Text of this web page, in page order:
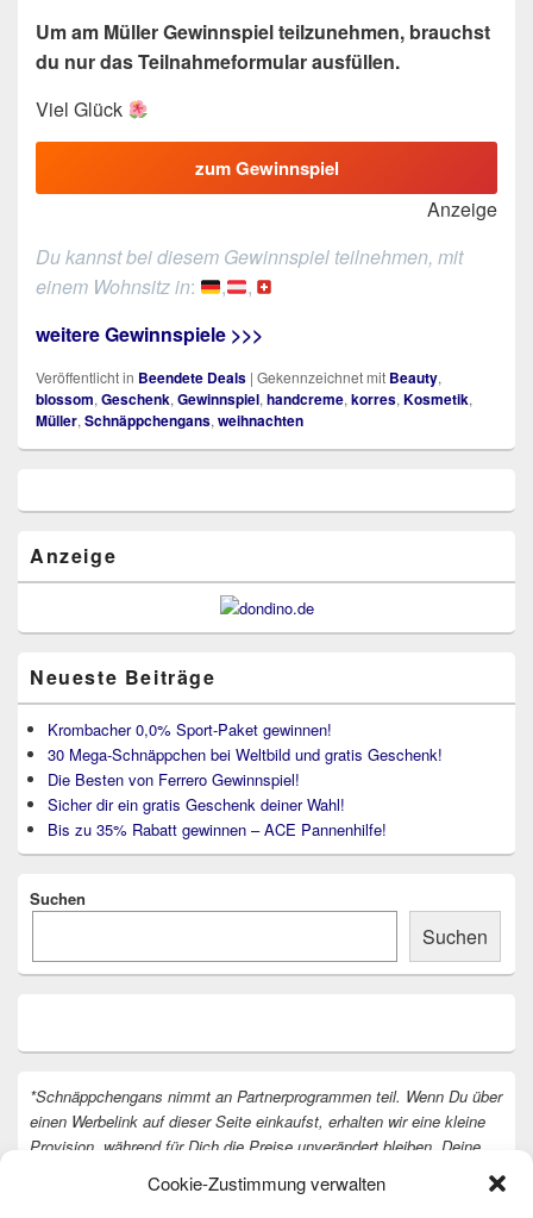
Cookie-Zustimmung verwalten
Um am Müller Gewinnspiel teilzunehmen, brauchst
du nur das Teilnahmeformular ausfüllen.
Viel Glück
zum Gewinnspiel
Anzeige
Du kannst bei diesem Gewinnspiel teilnehmen, mit
einem Wohnsitz in: ,
,
weitere Gewinnspiele >>>
Veröffentlicht in Beendete Deals | Gekennzeichnet mit Beauty,
blossom, Geschenk, Gewinnspiel, handcreme, korres, Kosmetik,
Müller, Schnäppchengans, weihnachten
Anzeige
Neueste Beiträge
Krombacher 0,0% Sport-Paket gewinnen!
30 Mega-Schnäppchen bei Weltbild und gratis Geschenk!
Die Besten von Ferrero Gewinnspiel!
Sicher dir ein gratis Geschenk deiner Wahl!
Bis zu 35% Rabatt gewinnen – ACE Pannenhilfe!
Suchen
Suchen
*Schnäppchengans nimmt an Partnerprogrammen teil. Wenn Du über
einen Werbelink auf dieser Seite einkaufst, erhalten wir eine kleine
Provision, während für Dich die Preise unverändert bleiben. Deine
Vielen Dank dafür!